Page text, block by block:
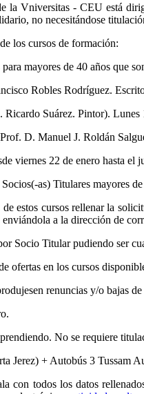
la Vniversitas - CEU está
no necesitándose
los cursos de formación:
mayores de 40 años que
Robles Rodríguez.
Suárez. Pintor). Lunes
D. Manuel J. Roldán
viernes 22 de enero hasta el
as) Titulares mayores
estos cursos rellenar la
a la dirección de
Socio Titular pudiendo ser
ofertas en los cursos
renuncias y/o bajas
No se requiere
Jerez) + Autobús 3 Tussam
con todos los datos